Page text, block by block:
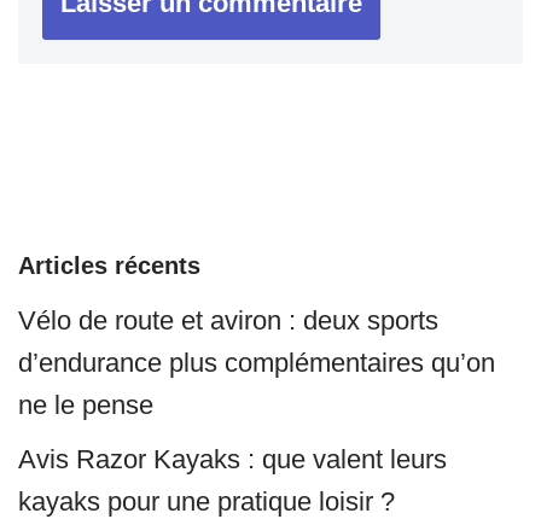
Articles récents
Vélo de route et aviron : deux sports
d’endurance plus complémentaires qu’on
ne le pense
Avis Razor Kayaks : que valent leurs
kayaks pour une pratique loisir ?